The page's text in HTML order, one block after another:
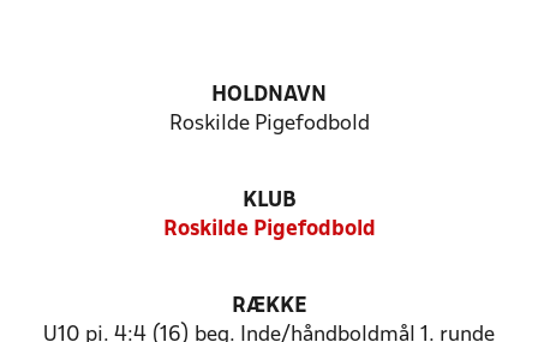
HOLDNAVN
Roskilde Pigefodbold
KLUB
Roskilde Pigefodbold
RÆKKE
U10 pi. 4:4 (16) beg. Inde/håndboldmål 1. runde